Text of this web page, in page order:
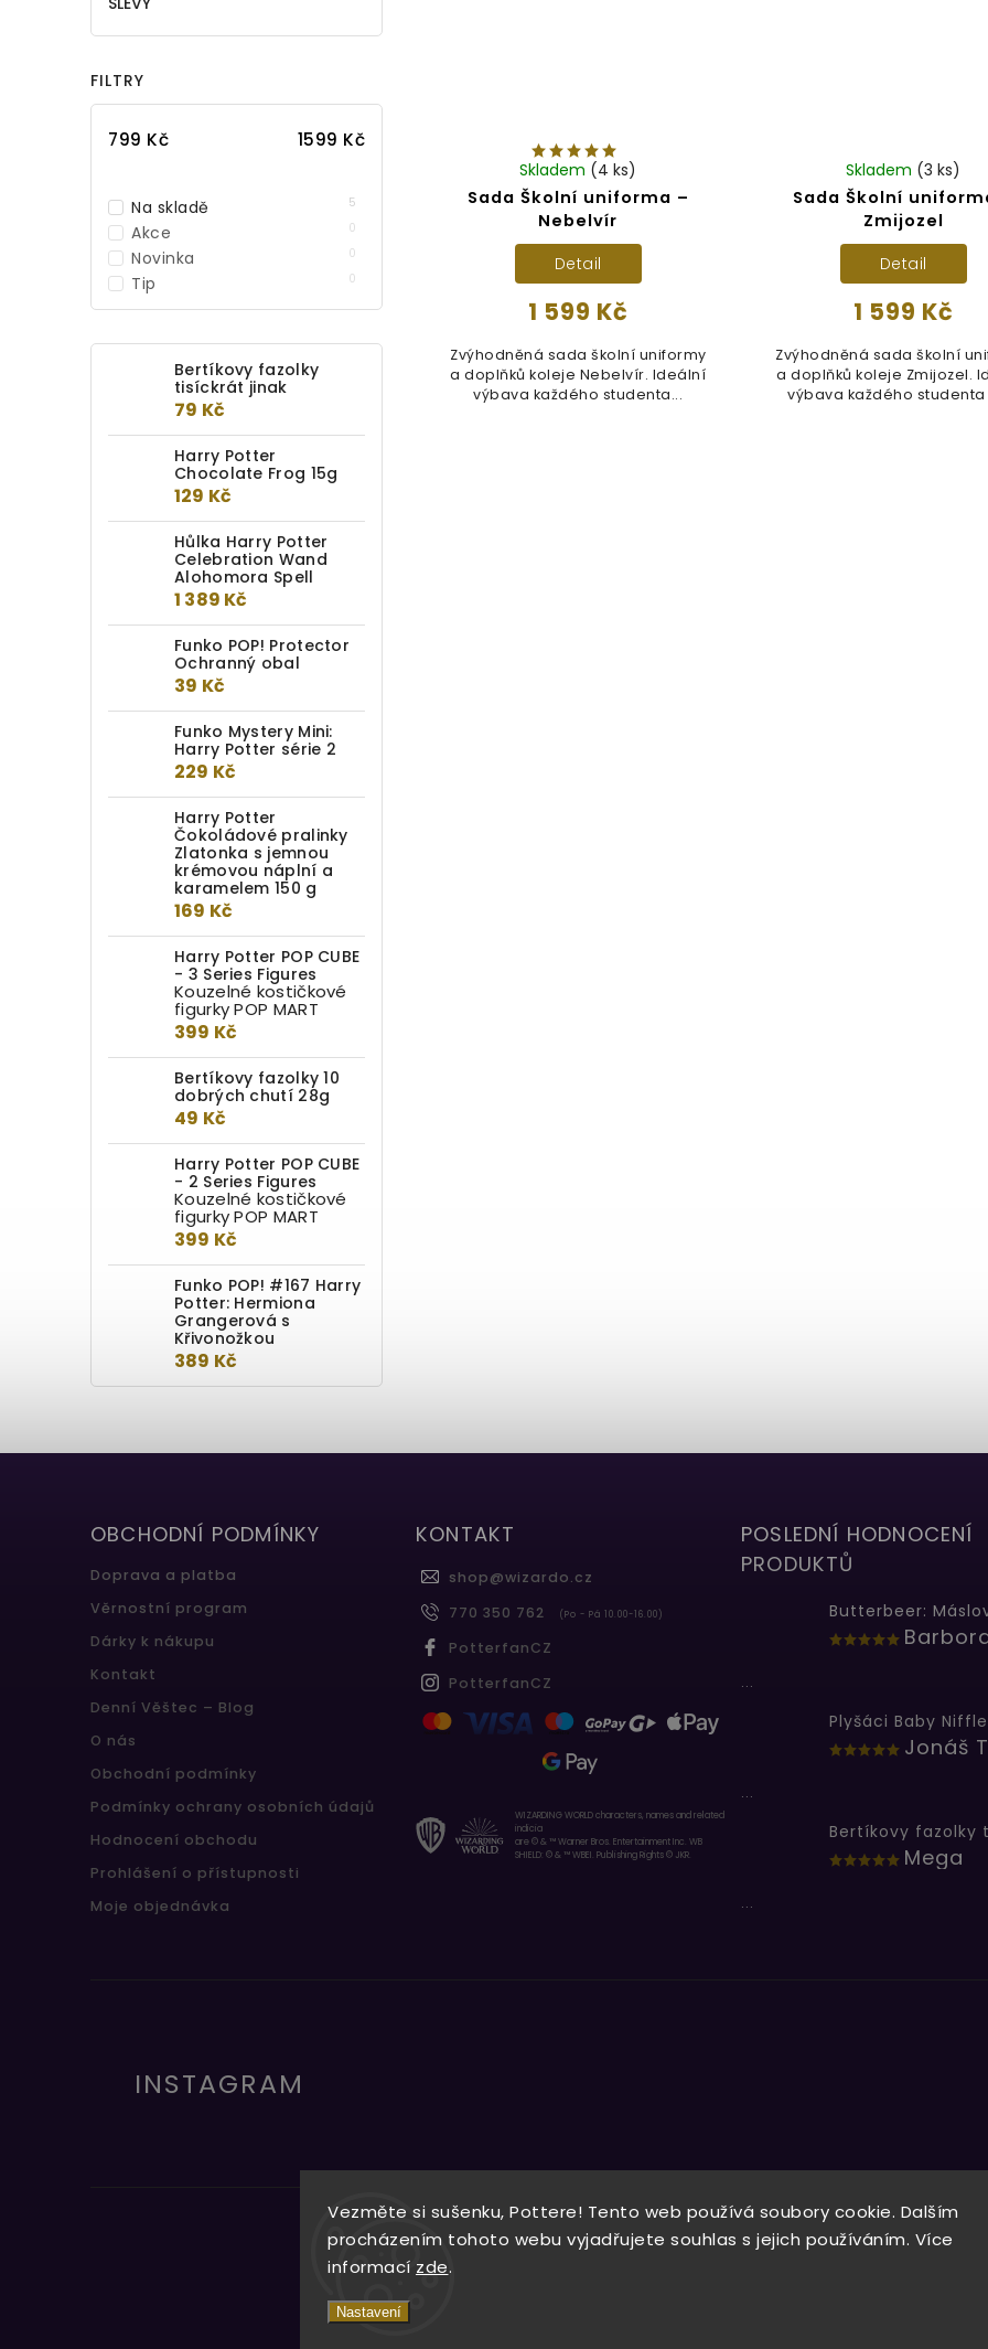
Vezměte si sušenku, Pottere! Tento web používá soubory cookie. Dalším
procházením tohoto webu vyjadřujete souhlas s jejich používáním. Více
informací zde.
Nastavení
FILTRY
799 Kč 1599 Kč
Na skladě 5
Akce 0
Novinka 0
Tip 0
Bertíkovy fazolky
tisíckrát jinak
79 Kč
Harry Potter
Chocolate Frog 15g
129 Kč
Hůlka Harry Potter
Celebration Wand
Alohomora Spell
1 389 Kč
Funko POP! Protector
Ochranný obal
39 Kč
Funko Mystery Mini:
Harry Potter série 2
229 Kč
Harry Potter
Čokoládové pralinky
Zlatonka s jemnou
krémovou náplní a
karamelem 150 g
169 Kč
Harry Potter POP CUBE
- 3 Series Figures
Kouzelné kostičkové
figurky POP MART
399 Kč
Bertíkovy fazolky 10
dobrých chutí 28g
49 Kč
Harry Potter POP CUBE
- 2 Series Figures
Kouzelné kostičkové
figurky POP MART
399 Kč
Funko POP! #167 Harry
Potter: Hermiona
Grangerová s
Křivonožkou
389 Kč
Sada Školní uniforma –
Nebelvír
Skladem (4 ks)
1 599 Kč
Detail
Zvýhodněná sada školní uniformy
a doplňků koleje Nebelvír. Ideální
výbava každého studenta...
Sada Školní
Zmijozel
Skladem (3 ks)
1 599 Kč
Detail
Zvýhodněná sada školní
a doplňků koleje Zmijozel.
výbava každého studenta
OBCHODNÍ PODMÍNKY
Doprava a platba
Věrnostní program
Dárky k nákupu
Kontakt
Denní Věštec – Blog
O nás
Obchodní podmínky
Podmínky ochrany osobních údajů
Hodnocení obchodu
Prohlášení o přístupnosti
Moje objednávka
KONTAKT
shop@wizardo.cz
770 350 762
(Po - Pá 10.00-16.00)
PotterfanCZ
PotterfanCZ
WIZARDING WORLD characters, names and related
indicia
are © & ™ Warner Bros. Entertainment Inc. WB
SHIELD: © & ™ WBEI. Publishing Rights © JKR.
POSLEDNÍ HODNOCENÍ
PRODUKTŮ
...
Plyšáci Baby
Jonáš
...
Mega
...
INSTAGRAM
Copyright 2026Wizardo. Všechna práva vyhrazena.